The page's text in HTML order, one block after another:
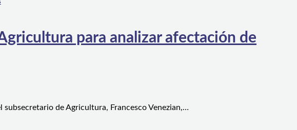
para analizar afectación de
de Agricultura, Francesco Venezian,…